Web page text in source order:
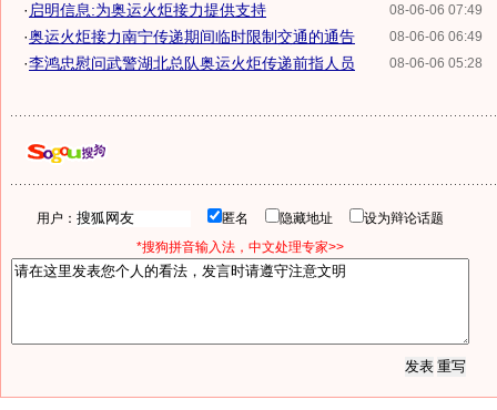
08-06-06 07:49
· 启明信息:为奥运火炬接力提供支持
08-06-06 06:49
·奥运火炬接力南宁传递期间临时限制交通的通告
08-06-06 05:28
·李鸿忠慰问武警湖北总队奥运火炬传递前指人员
用户： 匿名 隐藏地址
设为辩论话题
*搜狗拼音输入法，中文处理专家>>